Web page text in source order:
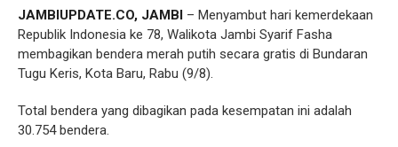
JAMBIUPDATE.CO, JAMBI – Menyambut hari kemerdekaan
Republik Indonesia ke 78, Walikota Jambi Syarif Fasha
membagikan bendera merah putih secara gratis di Bundaran
Tugu Keris, Kota Baru, Rabu (9/8).
Total bendera yang dibagikan pada kesempatan ini adalah
30.754 bendera.